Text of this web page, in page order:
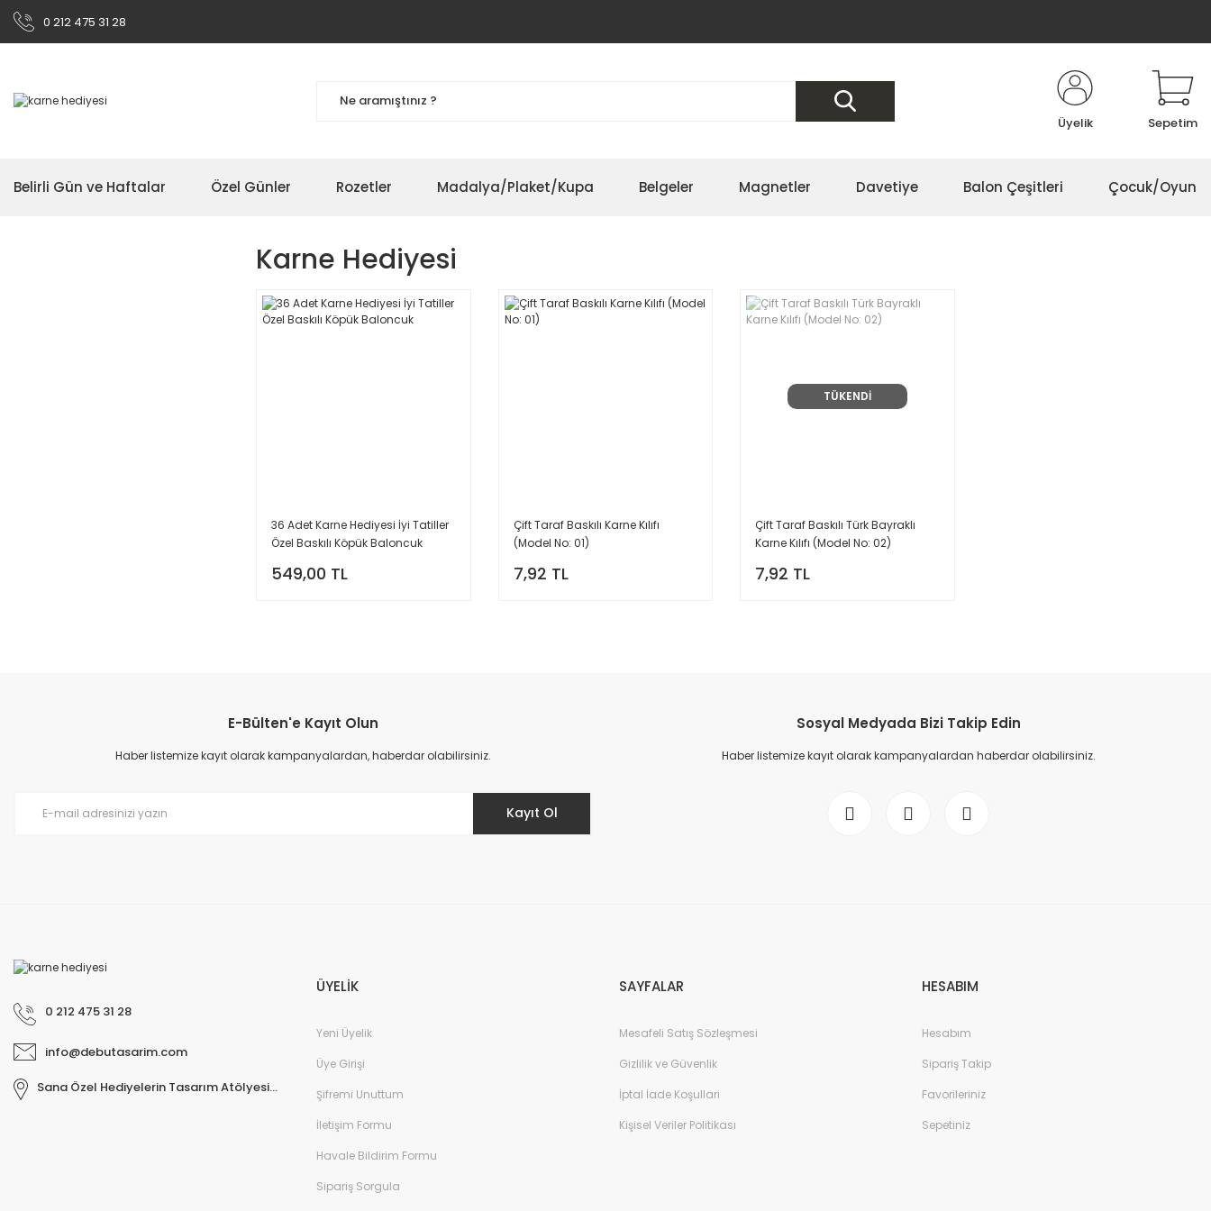
0 212 475 31 28
Üyelik Sepetim
Belirli Gün ve Haftalar Özel Günler Rozetler Madalya/Plaket/Kupa Belgeler Magnetler Davetiye Balon Çeşitleri Çocuk/Oyun
Karne Hediyesi
36 Adet Karne Hediyesi İyi Tatiller
Özel Baskılı Köpük Baloncuk
549,00 TL
Çift Taraf Baskılı Karne Kılıfı
(Model No: 01)
7,92 TL
TÜKENDİ
Çift Taraf Baskılı Türk Bayraklı
Karne Kılıfı (Model No: 02)
7,92 TL
E-Bülten'e Kayıt Olun
Haber listemize kayıt olarak kampanyalardan, haberdar olabilirsiniz.
Kayıt Ol
Sosyal Medyada Bizi Takip Edin
Haber listemize kayıt olarak kampanyalardan haberdar olabilirsiniz.
0 212 475 31 28
info@debutasarim.com
Sana Özel Hediyelerin Tasarım Atölyesi...
ÜYELİK
Yeni Üyelik
Üye Girişi
Şifremi Unuttum
İletişim Formu
Havale Bildirim Formu
Sipariş Sorgula
SAYFALAR
Mesafeli Satış Sözleşmesi
Gizlilik ve Güvenlik
İptal İade Koşullari
Kişisel Veriler Politikası
HESABIM
Hesabım
Sipariş Takip
Favorileriniz
Sepetiniz